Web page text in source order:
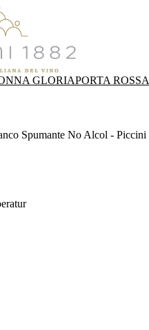
GLORIAPORTA ROSSA
Spumante No Alcol - Piccini